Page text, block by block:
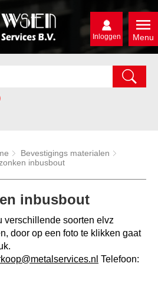
Menu
Inloggen
Bevestigings materialen
inbusbout
inbusbout
verschillende soorten elvz
door op een foto te klikken gaat
Telefoon: